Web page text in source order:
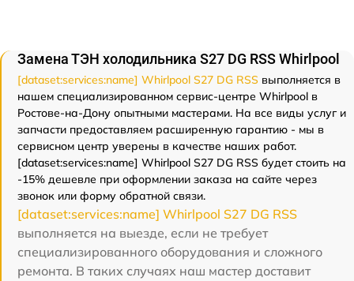
Замена ТЭН холодильника S27 DG RSS Whirlpool
[dataset:services:name] Whirlpool S27 DG RSS выполняется в
нашем специализированном сервис-центре Whirlpool в
Ростове-на-Дону опытными мастерами. На все виды услуг и
запчасти предоставляем расширенную гарантию - мы в
сервисном центр уверены в качестве наших работ.
[dataset:services:name] Whirlpool S27 DG RSS будет стоить на
-15% дешевле при оформлении заказа на сайте через
звонок или форму обратной связи.
[dataset:services:name] Whirlpool S27 DG RSS
выполняется на выезде, если не требует
специализированного оборудования и сложного
ремонта. В таких случаях наш мастер доставит